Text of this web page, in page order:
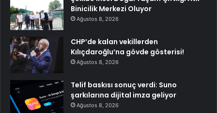
Binicilik Merkezi Oluyor
Ağustos 8, 2026
CHP’de kalan vekillerden
Kılıçdaroğlu’na gövde gösterisi!
Ağustos 8, 2026
Telif baskısı sonuç verdi: Suno
şarkılarına dijital imza geliyor
Ağustos 8, 2026